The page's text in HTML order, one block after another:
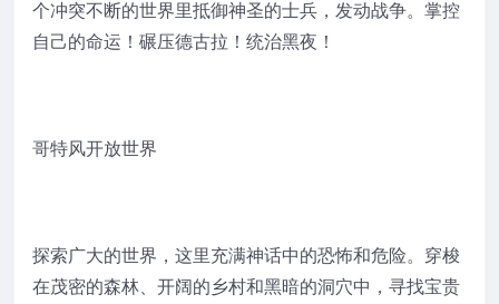
个冲突不断的世界里抵御神圣的士兵，发动战争。掌控
自己的命运！碾压德古拉！统治黑夜！
哥特风开放世界
探索广大的世界，这里充满神话中的恐怖和危险。穿梭
在茂密的森林、开阔的乡村和黑暗的洞穴中，寻找宝贵